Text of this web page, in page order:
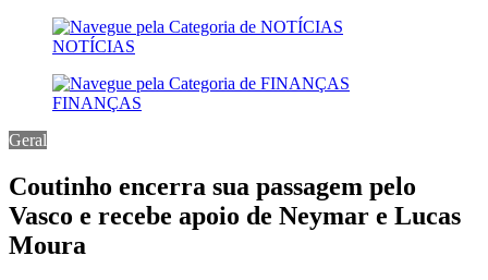
NOTÍCIAS
FINANÇAS
Geral
Coutinho encerra sua passagem pelo
Vasco e recebe apoio de Neymar e Lucas
Moura